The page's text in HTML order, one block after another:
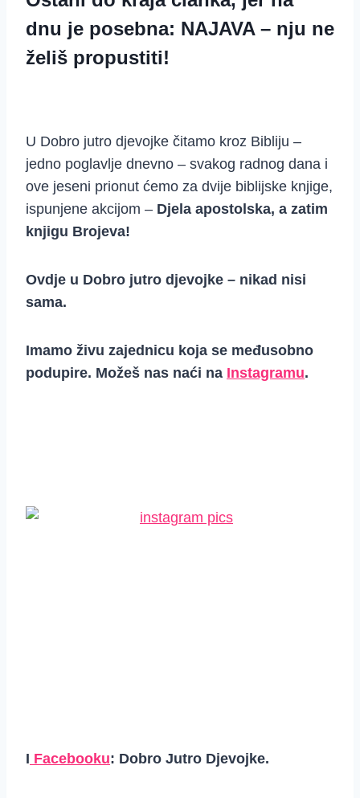
dnu je posebna: NAJAVA – nju ne
želiš propustiti!
U Dobro jutro djevojke čitamo kroz Bibliju –
jedno poglavlje dnevno – svakog radnog dana i
ove jeseni prionut ćemo za dvije biblijske knjige,
ispunjene akcijom – Djela apostolska, a zatim
knjigu Brojeva!
Ovdje u Dobro jutro djevojke – nikad nisi
sama.
Imamo živu zajednicu koja se međusobno
podupire. Možeš nas naći na Instagramu.
I Facebooku: Dobro Jutro Djevojke.